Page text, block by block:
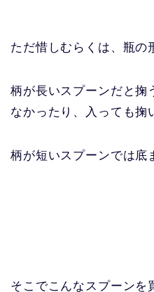
ただ惜しむらくは、瓶の
柄が長いスプーンだと掬
なかったり、入っても掬
柄が短いスプーンでは底
そこでこんなスプーンを